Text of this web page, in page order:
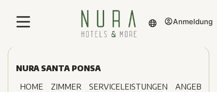
Anmeldung
NURA SANTA PONSA
HOME
ZIMMER SERVICELEISTUNGEN ANGEBOTE